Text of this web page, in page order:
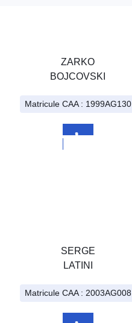
ZARKO
BOJCOVSKI
Matricule CAA : 1999AG130
SERGE
LATINI
Matricule CAA : 2003AG008